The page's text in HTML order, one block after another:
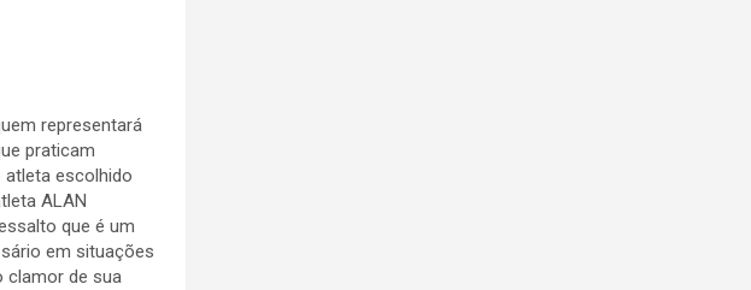
representará
praticam
atleta escolhido
ALAN
que é um
em situações
clamor de sua